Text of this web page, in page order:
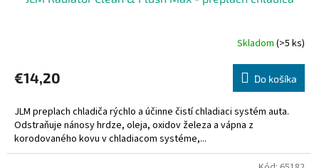
Skladom (>5 ks)
€14,20 Do košíka
JLM preplach chladiča rýchlo a účinne čistí chladiaci systém auta.
Odstraňuje nánosy hrdze, oleja, oxidov železa a vápna z
korodovaného kovu v chladiacom systéme,...